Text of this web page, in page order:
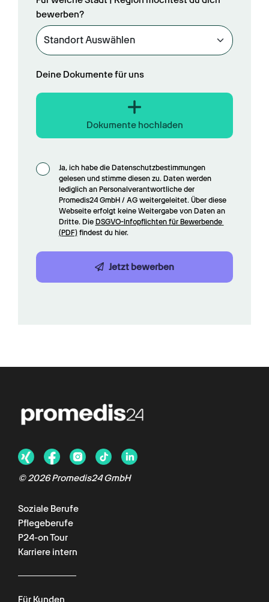
bewerben?
Deine Dokumente für uns
Dokumente hochladen
Ja, ich habe die Datenschutzbestimmungen
gelesen und stimme diesen zu. Daten werden
lediglich an Personalverantwortliche der
Promedis24 GmbH / AG weitergeleitet. Über diese
Webseite erfolgt keine Weitergabe von Daten an
Dritte. Die DSGVO-Infopflichten für Bewerbende
(PDF) findest du hier.
Jetzt bewerben
©2026Promedis24 GmbH
Soziale Berufe
Pflegeberufe
P24-on Tour
Karriere intern
Für Kunden